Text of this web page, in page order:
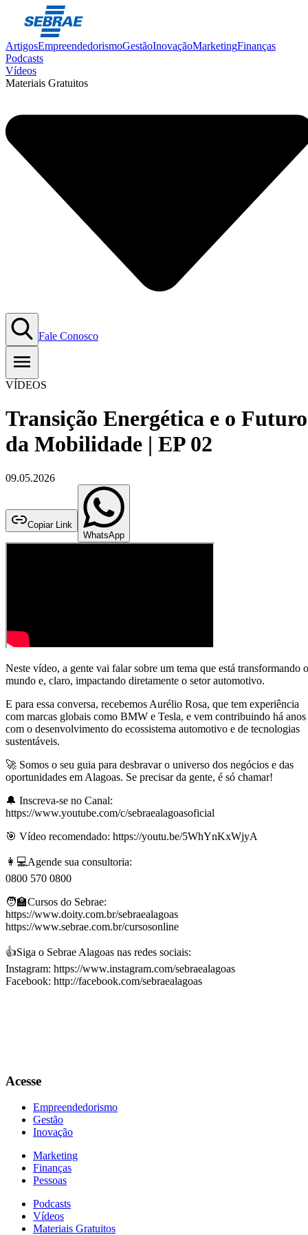
ArtigosEmpreendedorismoGestãoInovaçãoMarketingFinanças
Podcasts
Vídeos
Materiais Gratuitos
Fale Conosco
VÍDEOS
Transição Energética e o Futuro
da Mobilidade | EP 02
09.05.2026
Copiar Link
WhatsApp
Neste vídeo, a gente vai falar sobre um tema que está transformando o
mundo e, claro, impactando diretamente o setor automotivo.
E para essa conversa, recebemos Aurélio Rosa, que tem experiência
com marcas globais como BMW e Tesla, e vem contribuindo há anos
com o desenvolvimento do ecossistema automotivo e de tecnologias
sustentáveis.
🚀 Somos o seu guia para desbravar o universo dos negócios e das
oportunidades em Alagoas. Se precisar da gente, é só chamar!
🔔 Inscreva-se no Canal:
https://www.youtube.com/c/sebraealagoasoficial
🎯 Vídeo recomendado: https://youtu.be/5WhYnKxWjyA
👩💻Agende sua consultoria:
0800 570 0800
🧑‍🏫Cursos do Sebrae:
https://www.doity.com.br/sebraealagoas
https://www.sebrae.com.br/cursosonline
👍Siga o Sebrae Alagoas nas redes sociais:
Instagram: https://www.instagram.com/sebraealagoas
Facebook: http://facebook.com/sebraealagoas
Acesse
Empreendedorismo
Gestão
Inovação
Marketing
Finanças
Pessoas
Podcasts
Vídeos
Materiais Gratuitos